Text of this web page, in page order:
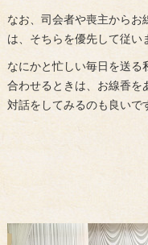
なお、司会者や喪主からお
は、そちらを優先して従い
なにかと忙しい毎日を送る
合わせるときは、お線香を
対話をしてみるのも良いで